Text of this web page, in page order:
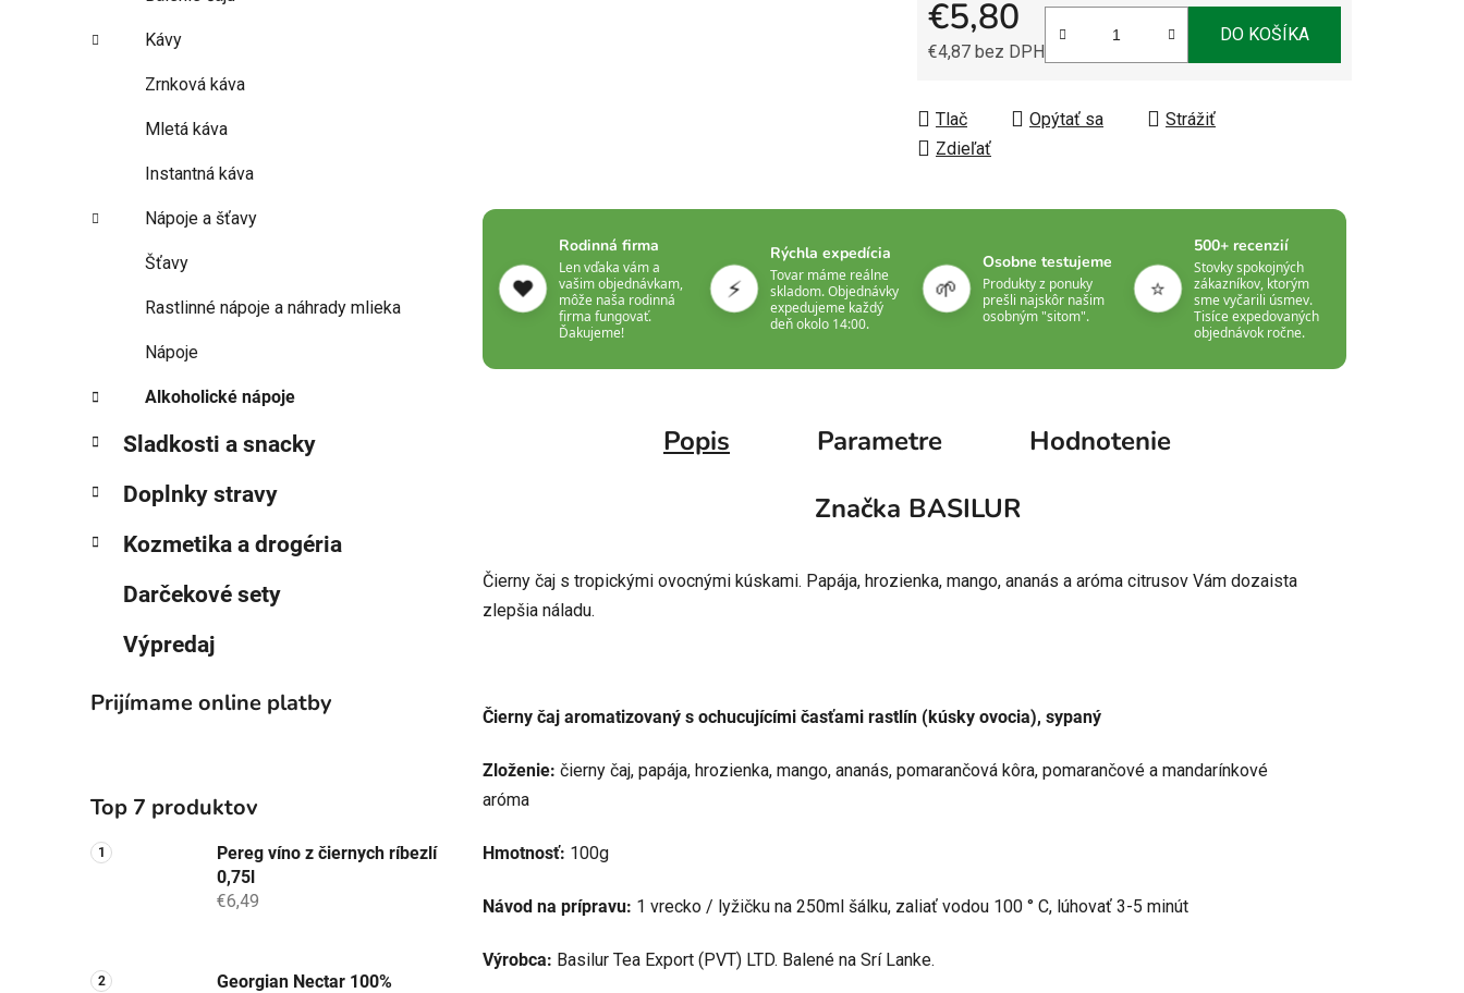
Kávy
Zrnková káva
Mletá káva
Instantná káva
Nápoje a šťavy
Šťavy
Rastlinné nápoje a náhrady mlieka
Nápoje
Alkoholické nápoje
Sladkosti a snacky
Doplnky stravy
Kozmetika a drogéria
Darčekové sety
Výpredaj
Prijímame online platby
Top 7 produktov
Pereg víno z čiernych ríbezlí
0,75l
€6,49
Georgian Nectar 100%
€5,80
€4,87 bez DPH
DO KOŠÍKA
Tlač Opýtať sa
Strážiť
Zdieľať
❤️
Rodinná firma
Len vďaka vám a
vašim objednávkam,
môže naša rodinná
firma fungovať.
Ďakujeme!
⚡
Rýchla expedícia
Tovar máme reálne
skladom. Objednávky
expedujeme každý
deň okolo 14:00.
🌱
Osobne testujeme
Produkty z ponuky
prešli najskôr našim
osobným "sitom".
⭐
500+ recenzií
Stovky spokojných
zákazníkov, ktorým
sme vyčarili úsmev.
Tisíce expedovaných
objednávok ročne.
Popis Parametre
Hodnotenie
Značka BASILUR
Čierny čaj s tropickými ovocnými kúskami. Papája, hrozienka, mango, ananás a aróma citrusov Vám dozaista
zlepšia náladu.
Čierny čaj aromatizovaný s ochucujícími časťami rastlín (kúsky ovocia), sypaný
Zloženie: čierny čaj, papája, hrozienka, mango, ananás, pomarančová kôra, pomarančové a mandarínkové
aróma
Hmotnosť: 100g
Návod na prípravu: 1 vrecko / lyžičku na 250ml šálku, zaliať vodou 100 ° C, lúhovať 3-5 minút
Výrobca: Basilur Tea Export (PVT) LTD. Balené na Srí Lanke.